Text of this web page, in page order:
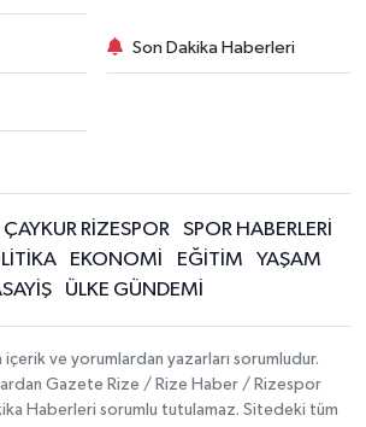
Son Dakika Haberleri
ÇAYKUR RİZESPOR
SPOR HABERLERİ
EKONOMİ EĞİTİM
YAŞAM
ÜLKE GÜNDEMİ
içerik ve yorumlardan yazarları sorumludur.
Gazete Rize / Rize Haber / Rizespor
Haberleri sorumlu tutulamaz. Sitedeki tüm